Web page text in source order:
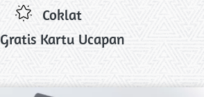
Coklat
Gratis Kartu Ucapan